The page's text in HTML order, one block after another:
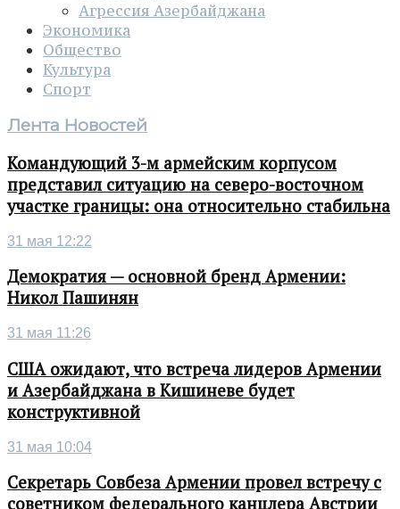
Агрессия Азербайджана
Экономика
Общество
Культура
Спорт
Лента Новостей
Командующий 3-м армейским корпусом
представил ситуацию на северо-восточном
участке границы: она относительно стабильна
31 мая 12:22
Демократия — основной бренд Армении:
Никол Пашинян
31 мая 11:26
США ожидают, что встреча лидеров Армении
и Азербайджана в Кишиневе будет
конструктивной
31 мая 10:04
Секретарь Совбеза Армении провел встречу с
советником федерального канцлера Австрии